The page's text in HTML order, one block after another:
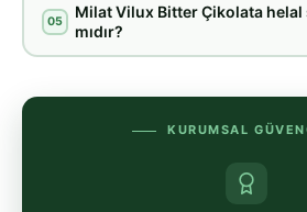
05
Milat Vilux Bitter Çikolata helal
mıdır?
KURUMSAL